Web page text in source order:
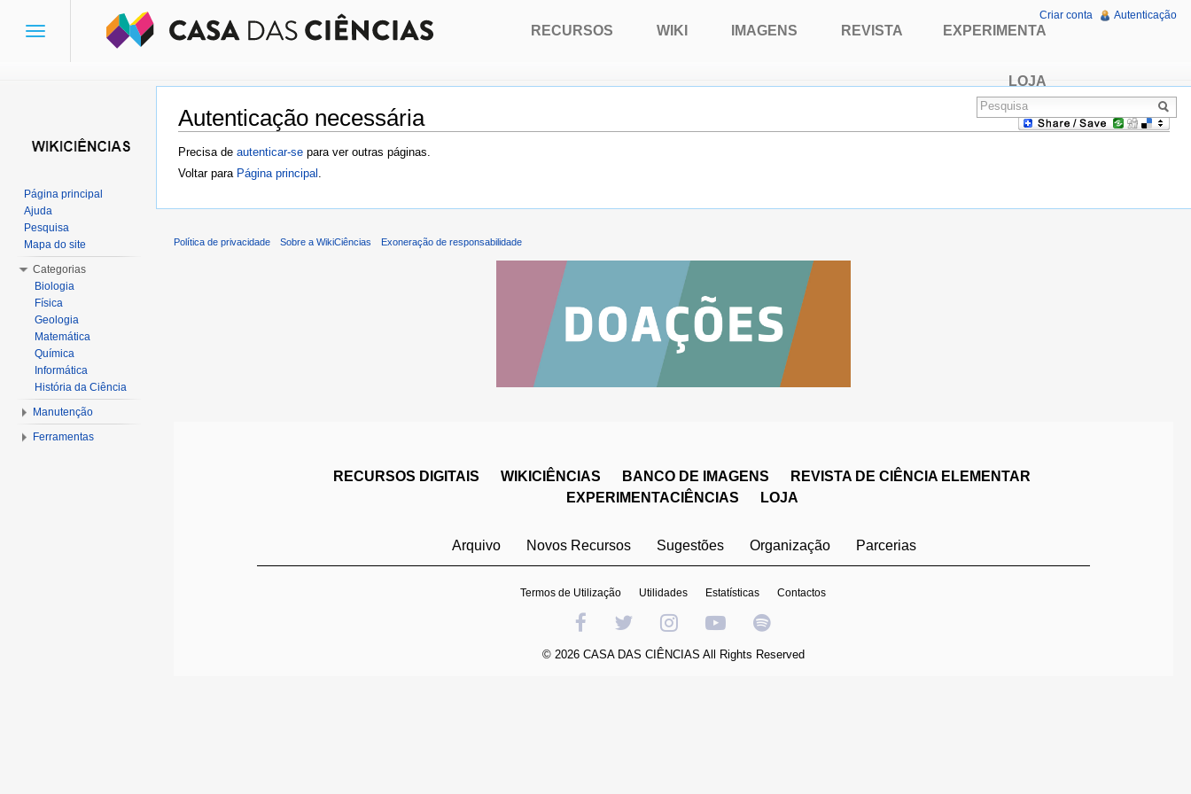
Autenticação necessária
Ir para:navegação,pesquisa
Precisa de autenticar-se para ver outras páginas.
Voltar para Página principal
Toggle
RECURSOS WIKI IMAGENS REVISTA EXPERIMENTA
LOJA
Criar conta Autenticação
Página principal
Ajuda
Pesquisa
Mapa do site
Categorias
Biologia
Física
Geologia
Matemática
Química
Informática
História da Ciência
Manutenção
Ferramentas
Política de privacidade Sobre a WikiCiências Exoneração de responsabilidade
RECURSOS DIGITAIS WIKICIÊNCIAS BANCO DE IMAGENS
REVISTA DE CIÊNCIA ELEMENTAR
EXPERIMENTACIÊNCIAS
LOJA
Arquivo Novos Recursos Sugestões Organização Parcerias
Termos de Utilização Utilidades Estatísticas Contactos
© 2026 CASA DAS CIÊNCIAS All Rights Reserved